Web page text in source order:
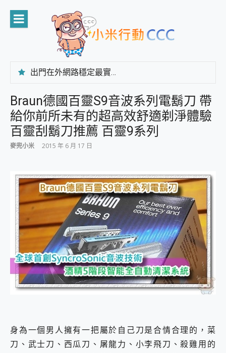
content
出門在外網路穩定最實在 「台灣大哥大」榮獲 4G/5G 在線率全球 NO.3 全台第一與全台六冠王實測心得，走到哪順到哪！
CP 值天花板~ Bongcom BS5 足球君開箱~ 短焦投影機 3千元就能擁有！ 折扣碼在這～
專為 PC上的 XBOX和掌機設計的 FireCuda X1070 SSD 固態硬碟開箱 評測
台灣製攝影機在這裡，100%全無線設計 SpotCam Solo Eco 太陽能防水雲端攝影機 SpotCam Solo 3 2.5K高畫質戶外攝影機 開箱 評測
電力超超超持久 MSI 微星 Prestige 14 AI+ D3MG-031TW 14吋 開箱評價，AI輕薄商務筆電 Copilot+ PC
超懂拍、耐用 AI 街拍機~ realme 16 Pro 開箱評價~ 2 億畫素 LumaColor 影像、持久續航與 IP69K 高防護
美到讓人超想擁有 moto pad 60 系列 與 Moto | Swarovski razr 60 冰藍限定版本 開箱 評測
好用的 EaseUS Partition Master 讓您輕鬆的移除與格式化有防寫保護的隨身碟或SD卡
一鍵修復模糊影片、舊照的 AI 好幫手! VideoProc Converter AI 新版全解析 × 年末優惠，一篇全看懂
小朋友才做選擇 投影機 RGB藍牙音響 氛圍情境燈 我通通都要！ Starfish 2 幻彩膠囊投影機｜結合「 智慧投影 & 煥彩流動 」的沈浸式生活新體驗
外型超吸晴~ 給您絕佳操控體驗 GravaStar Mercury K1 系列 異星機械鍵盤與 Mercury X 系列 輕量無線電競滑鼠 開箱 評測
開箱~變身「蜘蛛人」椅子軍師！MSI MPG 491CQP QD-OLED 超寬曲面電競螢幕，多工辦公、爽度滿滿的終極桌面體驗
iPhone 17 系列 有認證的防護來囉！ imos 首家導入 UL MCV 行銷宣告驗證的手機配件品牌
DJI Osmo Pocket 3 爽爽帶回家 歡慶 EaseUS 21 週年到來，「Slogan 海報徵稿活動」好康大放送
小巧好吸不擋鏡頭 有Qi2認證的 ONPRO MagReact MXs2 5000mAh薄型磁吸無線急速行動電源 開箱 評測
會走動的冷暖氣 SONY REON POCKET PRO 穿戴式智慧冷暖調溫裝置 開箱 評測
寶可夢飛人外掛iToolab AnyGo全新升級，GO Fest 五折優惠嗨翻天！支援 iOS/Android！
COMPUTEX 2025 來囉！AGI亞奇雷 AI・Gaming・創作儲存方案登場，趕快來AGI亞奇雷挑戰任務抽 PS5！
自帶線的 有線無線都能充 ONPRO MagReact M5 10000mAh 5合1 磁吸無線急速行動電源 開箱 評測
飛利浦 JS7310 ⚡【電急便｜行動儲能救車電源】 可靠的旅行夥伴！帶給您優異的安全性與強大供電效能
Braun德國百靈S9音波系列電鬍刀 帶
給你前所未有的超高效舒適剃淨體驗
百靈刮鬍刀推薦 百靈9系列
麥兜小米 2015 年 6 月 17 日
身為一個男人擁有一把屬於自己刀是合情合理的，菜
刀、武士刀、西瓜刀、屠龍力、小李飛刀、殺雞用的